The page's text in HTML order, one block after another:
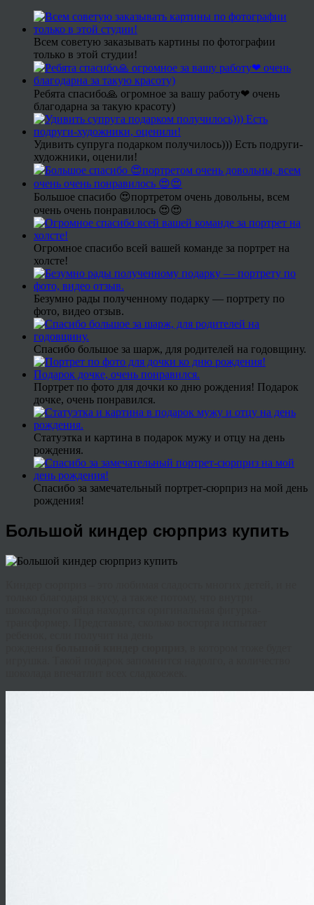
Всем советую заказывать картины по фотографии
только в этой студии!
Ребята спасибо🙏 огромное за вашу работу❤ очень
благодарна за такую красоту)
Удивить супруга подарком получилось))) Есть подруги-
художники, оценили!
Большое спасибо 😍портретом очень довольны, всем
очень очень понравилось 😍😍
Огромное спасибо всей вашей команде за портрет на
холсте!
Безумно рады полученному подарку — портрету по
фото, видео отзыв.
Спасибо большое за шарж, для родителей на годовщину.
Портрет по фото для дочки ко дню рождения! Подарок
дочке, очень понравился.
Статуэтка и картина в подарок мужу и отцу на день
рождения.
Спасибо за замечательный портрет-сюрприз на мой день
рождения!
Большой киндер сюрприз купить